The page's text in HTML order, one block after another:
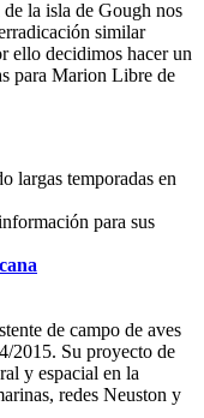
la isla de Gough nos
similar
ello decidimos hacer un
para Marion Libre de
largas temporadas en
para sus
de campo de aves
2015. Su proyecto de
y espacial en la
redes Neuston y